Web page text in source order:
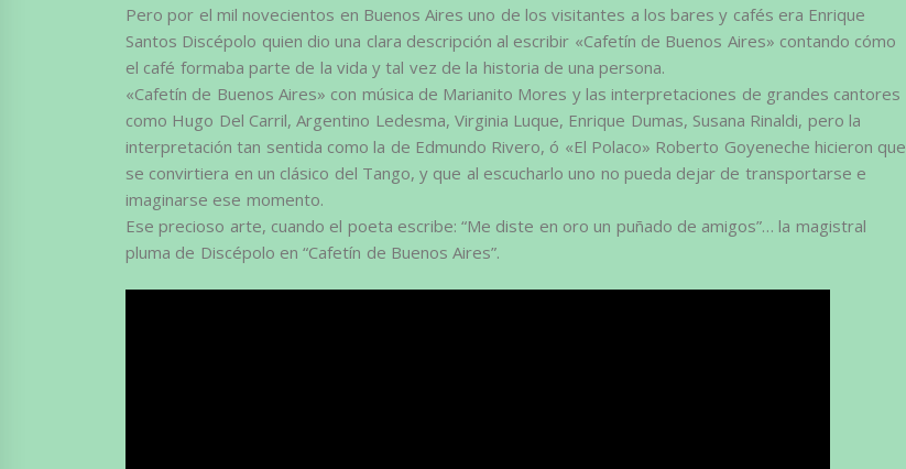
Pero por el mil novecientos en Buenos Aires uno de los visitantes a los bares y cafés era Enrique
Santos Discépolo quien dio una clara descripción al escribir «Cafetín de Buenos Aires» contando cómo
el café formaba parte de la vida y tal vez de la historia de una persona.
«Cafetín de Buenos Aires» con música de Marianito Mores y las interpretaciones de grandes cantores
como Hugo Del Carril, Argentino Ledesma, Virginia Luque, Enrique Dumas, Susana Rinaldi, pero la
interpretación tan sentida como la de Edmundo Rivero, ó «El Polaco» Roberto Goyeneche hicieron que
se convirtiera en un clásico del Tango, y que al escucharlo uno no pueda dejar de transportarse e
imaginarse ese momento.
Ese precioso arte, cuando el poeta escribe: “Me diste en oro un puñado de amigos”… la magistral
pluma de Discépolo en “Cafetín de Buenos Aires”.